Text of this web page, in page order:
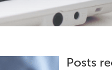
Posts